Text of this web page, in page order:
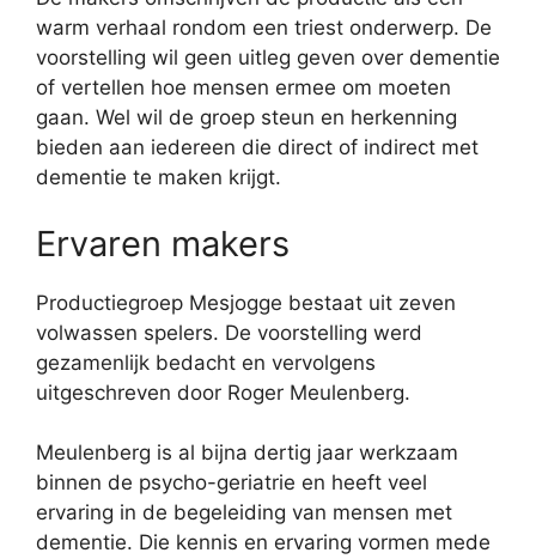
warm verhaal rondom een triest onderwerp. De
voorstelling wil geen uitleg geven over dementie
of vertellen hoe mensen ermee om moeten
gaan. Wel wil de groep steun en herkenning
bieden aan iedereen die direct of indirect met
dementie te maken krijgt.
Ervaren makers
Productiegroep Mesjogge bestaat uit zeven
volwassen spelers. De voorstelling werd
gezamenlijk bedacht en vervolgens
uitgeschreven door Roger Meulenberg.
Meulenberg is al bijna dertig jaar werkzaam
binnen de psycho-geriatrie en heeft veel
ervaring in de begeleiding van mensen met
dementie. Die kennis en ervaring vormen mede